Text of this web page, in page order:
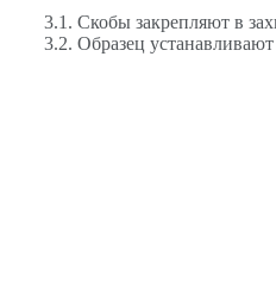
3.1. Скобы закрепляют в
3.2. Образец